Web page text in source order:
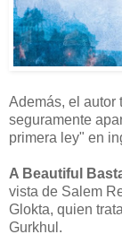
Además, el autor
seguramente
primera ley" en
A Beautiful
vista de Salem
Glokta, quien
Gurkhul.